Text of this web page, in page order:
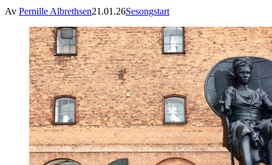
Av Pernille Albrethsen21.01.26Sesongstart